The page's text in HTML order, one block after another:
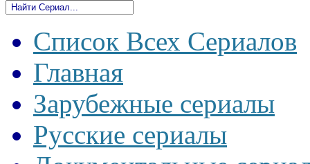
Список Всех Сериалов
Главная
Зарубежные сериалы
Русские сериалы